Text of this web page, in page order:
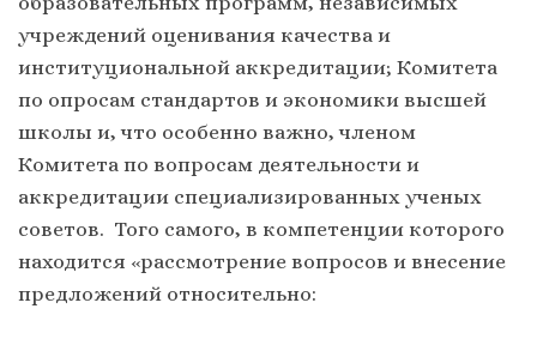
учреждений оценивания качества и
институциональной аккредитации; Комитета
по опросам стандартов и экономики высшей
школы и, что особенно важно, членом
Комитета по вопросам деятельности и
аккредитации специализированных ученых
советов. Того самого, в компетенции которого
находится «рассмотрение вопросов и внесение
предложений относительно: